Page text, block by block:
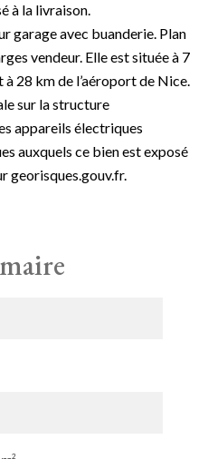
à la livraison.
garage avec buanderie. Plan
vendeur. Elle est située à 7
à 28 km de l’aéroport de Nice.
sur la structure
appareils électriques
auxquels ce bien est exposé
georisques.gouv.fr.